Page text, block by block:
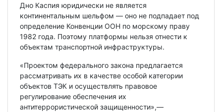
Дно Каспия юридически не является
континентальным шельфом — оно не подпадает под
определение Конвенции ООН по морскому праву
1982 года. Поэтому платформы нельзя отнести к
объектам транспортной инфраструктуры.
«Проектом федерального закона предлагается
рассматривать их в качестве особой категории
объектов ТЭК и осуществлять правовое
регулирование обеспечения их
антитеррористической защищенности»,—